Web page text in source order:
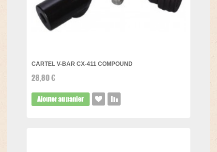
CARTEL V-BAR CX-411 COMPOUND
28,80 €
Ajouter au panier